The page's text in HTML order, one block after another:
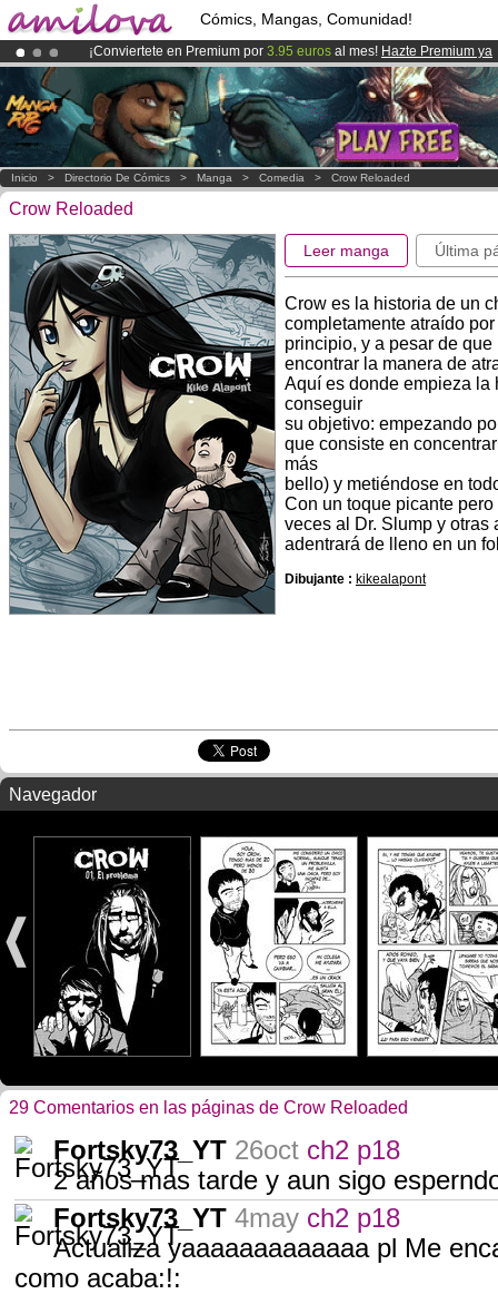
Cómics, Mangas, Comunidad!
¡Conviertete en Premium por 3.95 euros al mes! Hazte Premium ya
¡El Kickstarter Amilova está desormado lanzado!.
¡Ya tenemos 100000miembrosy 1000 Cómics y Mangas!.
Inicio > Directorio De Cómics > Manga > Comedia > Crow Reloaded
Crow Reloaded
Leer manga Última
Crow es la historia de un
completamente atraído
principio, y a pesar de
encontrar la manera de
Aquí es donde empieza la
conseguir
su objetivo: empezando
que consiste en
más
bello) y metiéndose en
Con un toque picante
veces al Dr. Slump y
adentrará de lleno en un
Dibujante : kikealapont
Navegador
29 Comentarios en las páginas de Crow Reloaded
Fortsky73_YT 26oct ch2 p18
2 años mas tarde y aun sigo
Fortsky73_YT 4may ch2 p18
Actualiza yaaaaaaaaaaaaa pl Me
como acaba:!: